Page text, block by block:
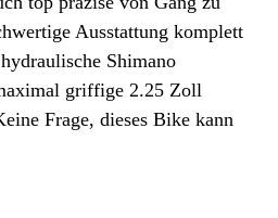
Ausstattung komplett
Shimano
griffige 2.25 Zoll
Frage, dieses Bike kann